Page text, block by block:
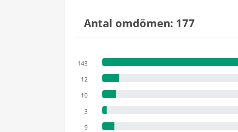
Antal omdömen: 177
143
12
10
3
9